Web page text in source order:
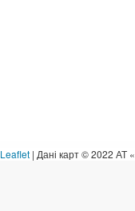
Leaflet | Дані карт © 2022 АТ «